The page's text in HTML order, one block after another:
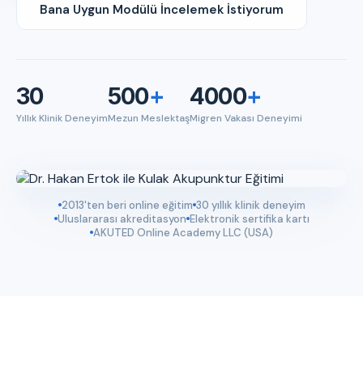
Bana Uygun Modülü İncelemek İstiyorum
30
Yıllık Klinik Deneyim
500+
Mezun Meslektaş
4000+
Migren Vakası Deneyimi
2013'ten beri online eğitim 30 yıllık klinik deneyim
Uluslararası akreditasyon Elektronik sertifika kartı
AKUTED Online Academy LLC (USA)